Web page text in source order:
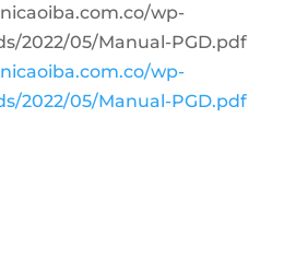
wp-
2022/05/Manual-PGD.pdf
wp-
2022/05/Manual-PGD.pdf